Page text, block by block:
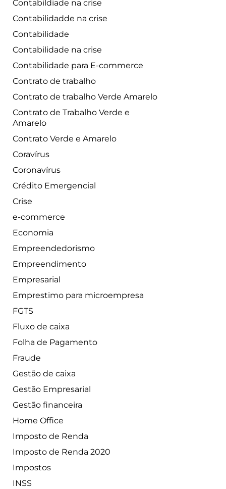
Contabildiade na crise
Contabilidadde na crise
Contabilidade
Contabilidade na crise
Contabilidade para E-commerce
Contrato de trabalho
Contrato de trabalho Verde Amarelo
Contrato de Trabalho Verde e
Amarelo
Contrato Verde e Amarelo
Coravírus
Coronavírus
Crédito Emergencial
Crise
e-commerce
Economia
Empreendedorismo
Empreendimento
Empresarial
Emprestimo para microempresa
FGTS
Fluxo de caixa
Folha de Pagamento
Fraude
Gestão de caixa
Gestão Empresarial
Gestão financeira
Home Office
Imposto de Renda
Imposto de Renda 2020
Impostos
INSS